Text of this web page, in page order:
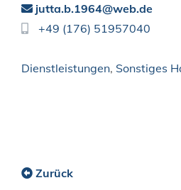
jutta.b.1964@web.de
+49 (1 76) 51957040
Dienstleistungen, Sonstiges
Zurück